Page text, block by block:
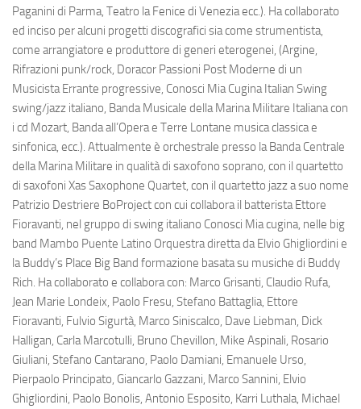
Paganini di Parma, Teatro la Fenice di Venezia ecc.). Ha collaborato
ed inciso per alcuni progetti discografici sia come strumentista,
come arrangiatore e produttore di generi eterogenei, (Argine,
Rifrazioni punk/rock, Doracor Passioni Post Moderne di un
Musicista Errante progressive, Conosci Mia Cugina Italian Swing
swing/jazz italiano, Banda Musicale della Marina Militare Italiana con
i cd Mozart, Banda all’Opera e Terre Lontane musica classica e
sinfonica, ecc.). Attualmente è orchestrale presso la Banda Centrale
della Marina Militare in qualità di saxofono soprano, con il quartetto
di saxofoni Xas Saxophone Quartet, con il quartetto jazz a suo nome
Patrizio Destriere BoProject con cui collabora il batterista Ettore
Fioravanti, nel gruppo di swing italiano Conosci Mia cugina, nelle big
band Mambo Puente Latino Orquestra diretta da Elvio Ghigliordini e
la Buddy’s Place Big Band formazione basata su musiche di Buddy
Rich. Ha collaborato e collabora con: Marco Grisanti, Claudio Rufa,
Jean Marie Londeix, Paolo Fresu, Stefano Battaglia, Ettore
Fioravanti, Fulvio Sigurtà, Marco Siniscalco, Dave Liebman, Dick
Halligan, Carla Marcotulli, Bruno Chevillon, Mike Aspinali, Rosario
Giuliani, Stefano Cantarano, Paolo Damiani, Emanuele Urso,
Pierpaolo Principato, Giancarlo Gazzani, Marco Sannini, Elvio
Ghigliordini, Paolo Bonolis, Antonio Esposito, Karri Luthala, Michael